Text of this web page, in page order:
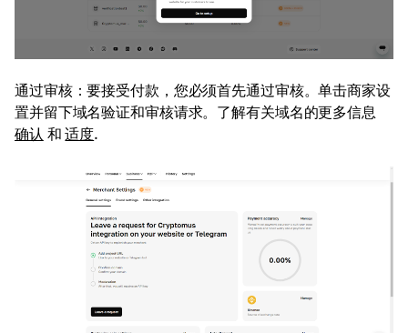
通过审核：要接受付款，您必须首先通过审核。单击商家设
置并留下域名验证和审核请求。了解有关域名的更多信息
确认 和 适度.